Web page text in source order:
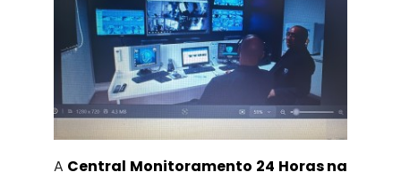
A Central Monitoramento 24 Horas na